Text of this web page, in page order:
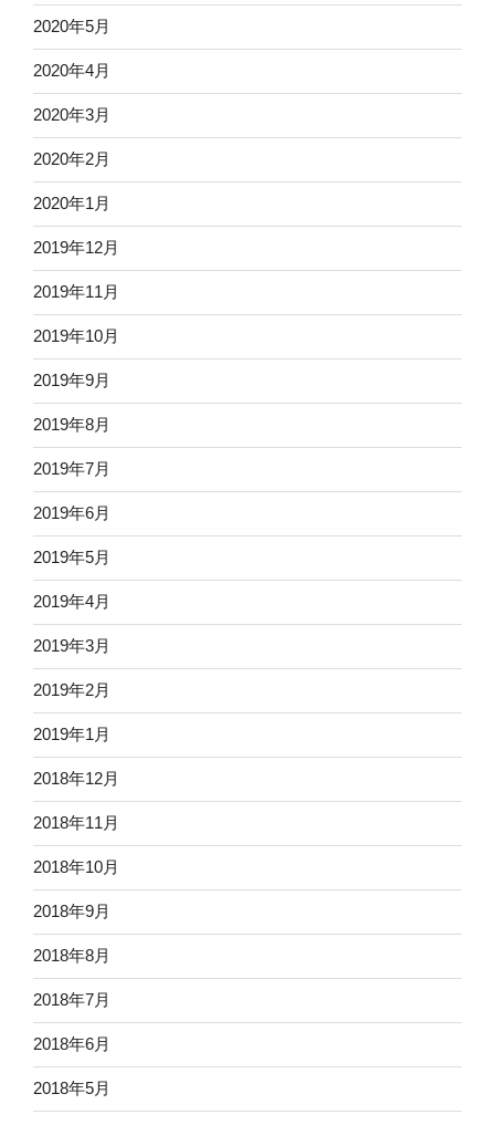
2020年5月
2020年4月
2020年3月
2020年2月
2020年1月
2019年12月
2019年11月
2019年10月
2019年9月
2019年8月
2019年7月
2019年6月
2019年5月
2019年4月
2019年3月
2019年2月
2019年1月
2018年12月
2018年11月
2018年10月
2018年9月
2018年8月
2018年7月
2018年6月
2018年5月